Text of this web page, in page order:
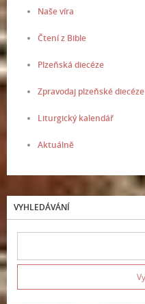
Naše víra
Čtení z Bible
Plzeňská diecéze
Zpravodaj plzeňské diecéze
Liturgický kalendář
Aktuálně
VYHLEDÁVÁNÍ